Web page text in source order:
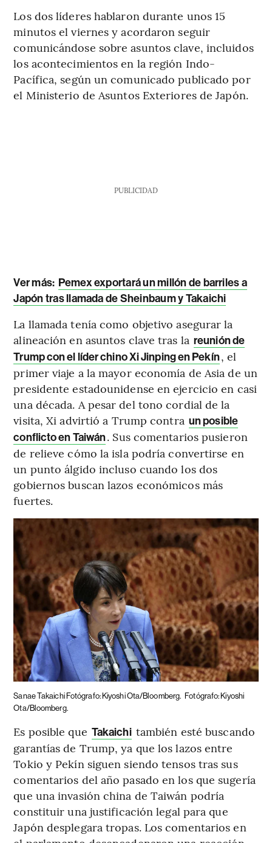
Los dos líderes hablaron durante unos 15
minutos el viernes y acordaron seguir
comunicándose sobre asuntos clave, incluidos
los acontecimientos en la región Indo-
Pacífica, según un comunicado publicado por
el Ministerio de Asuntos Exteriores de Japón.
PUBLICIDAD
Ver más: Pemex exportará un millón de barriles a
Japón tras llamada de Sheinbaum y Takaichi
La llamada tenía como objetivo asegurar la
alineación en asuntos clave tras la reunión de
Trump con el líder chino Xi Jinping en Pekín, el
primer viaje a la mayor economía de Asia de un
presidente estadounidense en ejercicio en casi
una década. A pesar del tono cordial de la
visita, Xi advirtió a Trump contra un posible
conflicto en Taiwán. Sus comentarios pusieron
de relieve cómo la isla podría convertirse en
un punto álgido incluso cuando los dos
gobiernos buscan lazos económicos más
fuertes.
Sanae Takaichi Fotógrafo: Kiyoshi Ota/Bloomberg. Fotógrafo: Kiyoshi
Ota/Bloomberg.
Es posible que Takaichi también esté buscando
garantías de Trump, ya que los lazos entre
Tokio y Pekín siguen siendo tensos tras sus
comentarios del año pasado en los que sugería
que una invasión china de Taiwán podría
constituir una justificación legal para que
Japón desplegara tropas. Los comentarios en